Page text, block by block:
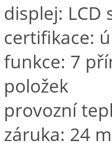
displej: LCD
certifikace:
funkce: 7
položek
provozní
záruka: 24